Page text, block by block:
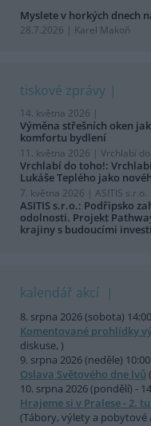
Myslete v horkých dnech
28.7.2026 | Karel Makoň
tiskové zprávy
14. května 2026 |
Výměna střešních oken
komfortu bydlení
11. května 2026 | Vrchlabí
Vrchlabí do toho!:
Lukáše Teplého jako
7. května 2026 | ASITIS s.r.o.
ASITIS s.r.o.: Podřipsko
odolnosti. Projekt
krajiny s budoucími
kalendář akcí
8. srpna 2026 (sobota)
Komentované prohlídky
diskuse, )
9. srpna 2026 (neděle)
Oslava Světového dne lvů
10. srpna 2026 (pondělí) -
Hrajeme si v Pralese - 2.
(Tábory, výlety a pobytové